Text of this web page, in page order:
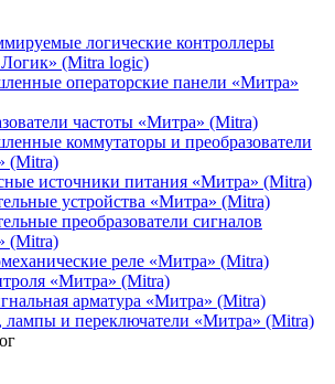
логические контроллеры
(Mitra logic)
операторские панели «Митра»
частоты «Митра» (Mitra)
коммутаторы и преобразователи
(Mitra)
источники питания «Митра» (Mitra)
устройства «Митра» (Mitra)
преобразователи сигналов
(Mitra)
реле «Митра» (Mitra)
«Митра» (Mitra)
арматура «Митра» (Mitra)
и переключатели «Митра» (Mitra)